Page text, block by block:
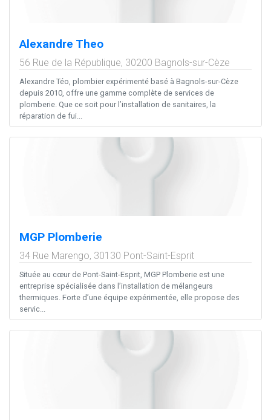
Alexandre Theo
56 Rue de la République, 30200 Bagnols-sur-Cèze
Alexandre Téo, plombier expérimenté basé à Bagnols-sur-Cèze
depuis 2010, offre une gamme complète de services de
plomberie. Que ce soit pour l’installation de sanitaires, la
réparation de fui...
MGP Plomberie
34 Rue Marengo, 30130 Pont-Saint-Esprit
Située au cœur de Pont-Saint-Esprit, MGP Plomberie est une
entreprise spécialisée dans l’installation de mélangeurs
thermiques. Forte d’une équipe expérimentée, elle propose des
servic...